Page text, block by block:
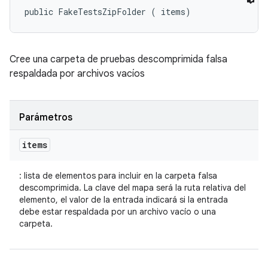
public FakeTestsZipFolder ( items)
Cree una carpeta de pruebas descomprimida falsa
respaldada por archivos vacíos
Parámetros
items
: lista de elementos para incluir en la carpeta falsa
descomprimida. La clave del mapa será la ruta relativa del
elemento, el valor de la entrada indicará si la entrada
debe estar respaldada por un archivo vacío o una
carpeta.